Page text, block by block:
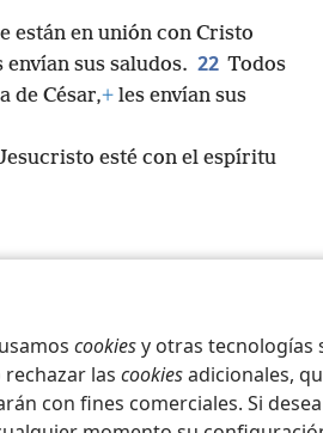
cookiesy otras tecnologías
las cookiesadicionales,
con fines comerciales. Si
están en unión con Cristo
sus saludos. 22 Todos
de César,+ les envían sus
esté con el espíritu